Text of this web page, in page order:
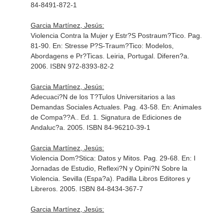
84-8491-872-1
Garcia Martínez, Jesús:
Violencia Contra la Mujer y Estr?S Postraum?Tico. Pag.
81-90. En: Stresse P?S-Traum?Tico: Modelos,
Abordagens e Pr?Ticas. Leiria, Portugal. Diferen?a.
2006. ISBN 972-8393-82-2
Garcia Martínez, Jesús:
Adecuaci?N de los T?Tulos Universitarios a las
Demandas Sociales Actuales. Pag. 43-58. En: Animales
de Compa??A.
. Ed. 1. Signatura de Ediciones de
Andaluc?a. 2005. ISBN 84-96210-39-1
Garcia Martínez, Jesús:
Violencia Dom?Stica: Datos y Mitos. Pag. 29-68. En: I
Jornadas de Estudio, Reflexi?N y Opini?N Sobre la
Violencia . Sevilla (Espa?a). Padilla Libros Editores y
Libreros. 2005. ISBN 84-8434-367-7
Garcia Martínez, Jesús: